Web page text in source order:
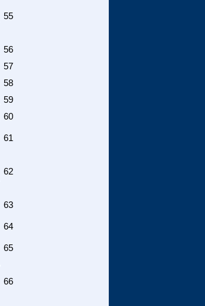
55
56
57
58
59
60
61
62
63
64
65
66